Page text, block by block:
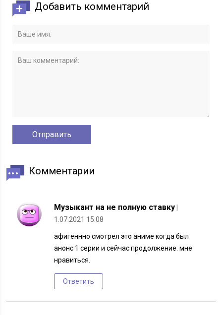
Добавить комментарий
Комментарии
Музыкант на не полную ставку
1.07.2021 15:08
афигеннно смотрел это аниме когда был
анонс 1 серии и сейчас продолжение. мне
нравиться.
Ответить